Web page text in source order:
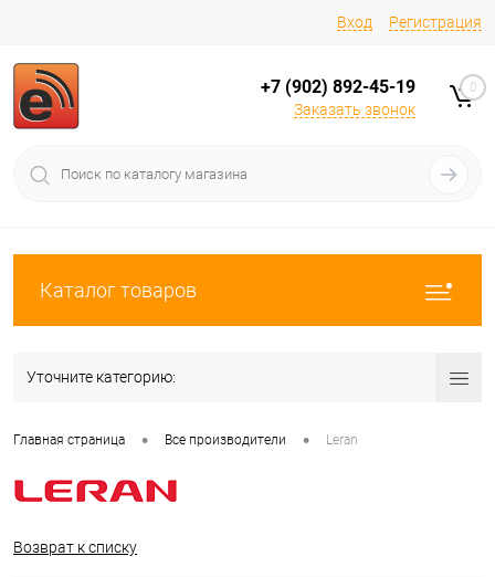
Вход Регистрация
+7 (902) 892-45-19
Заказать звонок
0
Каталог товаров
Уточните категорию:
Главная страница • Все производители • Leran
Возврат к списку